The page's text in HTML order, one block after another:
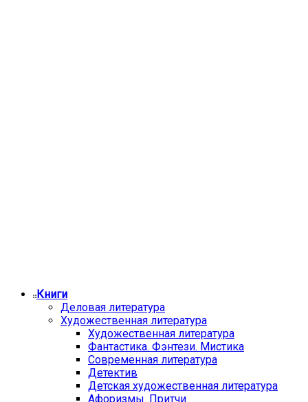
Книги
Деловая литература
Художественная литература
Художественная литература
Фантастика. Фэнтези. Мистика
Современная литература
Детектив
Детская художественная литература
Афоризмы. Притчи